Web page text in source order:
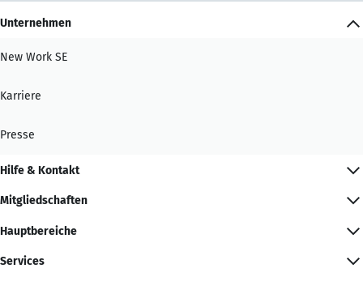
Unternehmen
New Work SE
Karriere
Presse
Hilfe & Kontakt
Mitgliedschaften
Hauptbereiche
Services